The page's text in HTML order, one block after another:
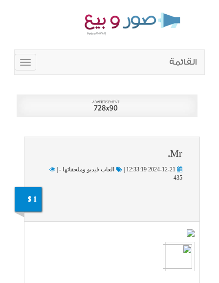
Toggle
navigation
القائمة
العاب فيديو وملحقاتها - |